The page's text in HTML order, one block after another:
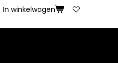
In winkelwagen